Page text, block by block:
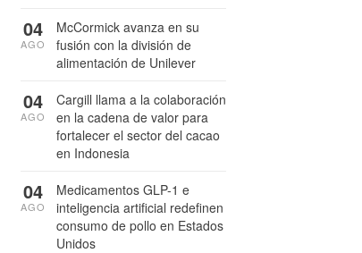
McCormick avanza en su
fusión con la división de
alimentación de Unilever
04
AGO
Cargill llama a la colaboración
en la cadena de valor para
fortalecer el sector del cacao
en Indonesia
04
AGO
Medicamentos GLP-1 e
inteligencia artificial redefinen
consumo de pollo en Estados
Unidos
04
AGO